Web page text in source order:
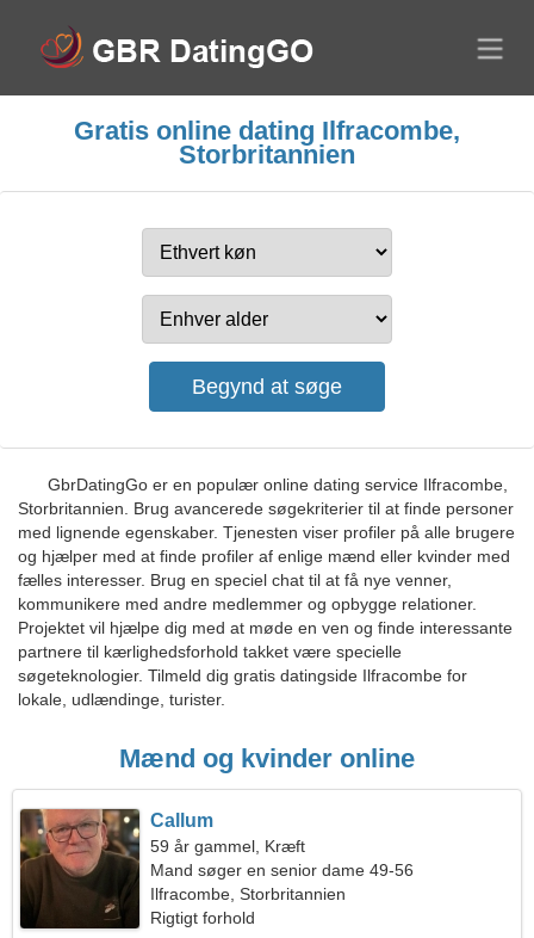
Gratis online dating Ilfracombe,
Storbritannien
GbrDatingGo er en populær online dating service Ilfracombe,
Storbritannien. Brug avancerede søgekriterier til at finde personer
med lignende egenskaber. Tjenesten viser profiler på alle brugere
og hjælper med at finde profiler af enlige mænd eller kvinder med
fælles interesser. Brug en speciel chat til at få nye venner,
kommunikere med andre medlemmer og opbygge relationer.
Projektet vil hjælpe dig med at møde en ven og finde interessante
partnere til kærlighedsforhold takket være specielle
søgeteknologier. Tilmeld dig gratis datingside Ilfracombe for
lokale, udlændinge, turister.
Mænd og kvinder online
Callum
59 år gammel, Kræft
Mand søger en senior dame 49-56
Ilfracombe, Storbritannien
Rigtigt forhold